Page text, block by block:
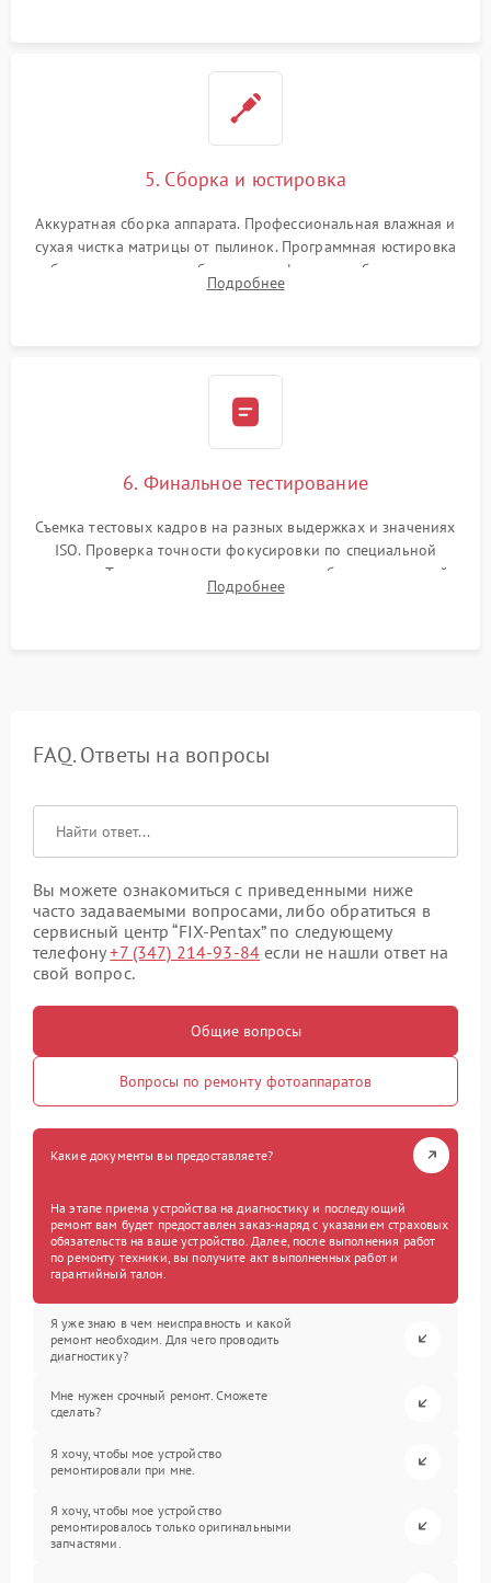
5. Сборка и юстировка
Аккуратная сборка аппарата. Профессиональная влажная и
сухая чистка матрицы от пылинок. Программная юстировка
рабочего отрезка, калибровка автофокуса, стабилизатора и
экспозамера с помощью сервисного ПО.
Подробнее
6. Финальное тестирование
Съемка тестовых кадров на разных выдержках и значениях
ISO. Проверка точности фокусировки по специальной
мишени. Тест записи на карту памяти, работы встроенной
вспышки, микрофона и всех кнопок управления.
Подробнее
FAQ. Ответы на вопросы
Вы можете ознакомиться с приведенными ниже
часто задаваемыми вопросами, либо обратиться в
сервисный центр “FIX-Pentax” по следующему
телефону+7 (347) 214-93-84 если не нашли ответ на
свой вопрос.
Общие вопросы
Вопросы по ремонту фотоаппаратов
Какие документы вы предоставляете?
На этапе приема устройства на диагностику и последующий
ремонт вам будет предоставлен заказ-наряд с указанием страховых
обязательств на ваше устройство. Далее, после выполнения работ
по ремонту техники, вы получите акт выполненных работ и
гарантийный талон.
Я уже знаю в чем неисправность и какой
ремонт необходим. Для чего проводить
диагностику?
Мне нужен срочный ремонт. Сможете
сделать?
Я хочу, чтобы мое устройство
ремонтировали при мне.
Я хочу, чтобы мое устройство
ремонтировалось только оригинальными
запчастями.